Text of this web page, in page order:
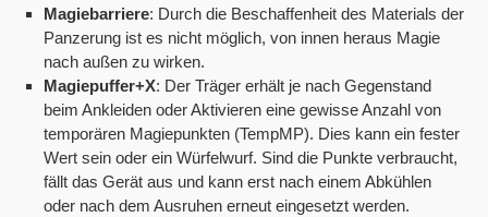
Magiebarriere: Durch die Beschaffenheit des Materials der
Panzerung ist es nicht möglich, von innen heraus Magie
nach außen zu wirken.
Magiepuffer+X: Der Träger erhält je nach Gegenstand
beim Ankleiden oder Aktivieren eine gewisse Anzahl von
temporären Magiepunkten (TempMP). Dies kann ein fester
Wert sein oder ein Würfelwurf. Sind die Punkte verbraucht,
fällt das Gerät aus und kann erst nach einem Abkühlen
oder nach dem Ausruhen erneut eingesetzt werden.